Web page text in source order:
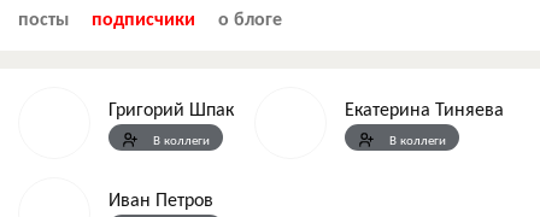
посты подписчики о блоге
Григорий Шпак
В коллеги
Екатерина Тиняева
В коллеги
Иван Петров